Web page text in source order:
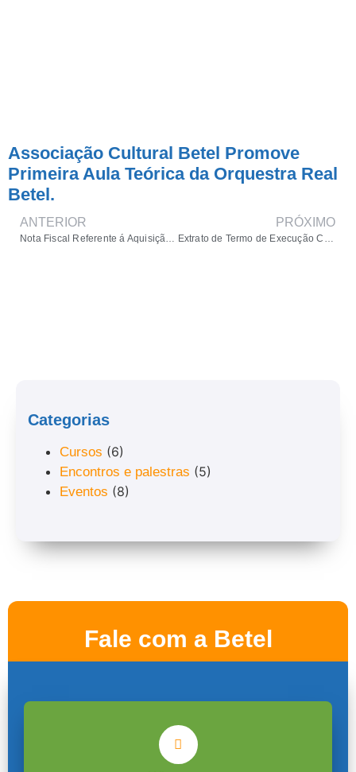
Associação Cultural Betel Promove
Primeira Aula Teórica da Orquestra Real
Betel.
ANTERIOR
Nota Fiscal Referente á Aquisição dos Instrumentos Musicais
PRÓXIMO
Extrato de Termo de Execução Cultural / Edital
Categorias
Cursos (6)
Encontros e palestras (5)
Eventos (8)
Fale com a Betel